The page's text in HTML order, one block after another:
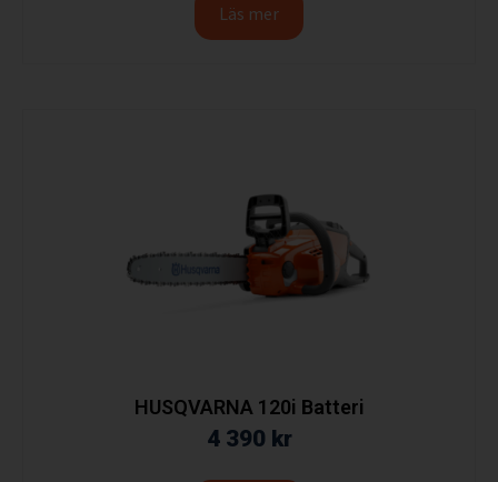
Läs mer
HUSQVARNA 120i Batteri
4 390 kr